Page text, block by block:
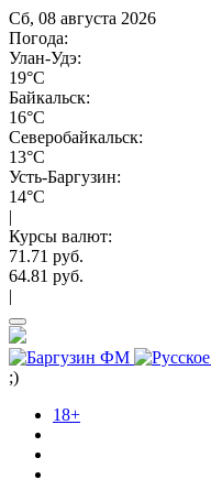
Сб, 08 августа 2026
Погода:
Улан-Удэ:
19°C
Байкальск:
16°C
Северобайкальск:
13°C
Усть-Баргузин:
14°C
|
Курсы валют:
71.71 руб.
64.81 руб.
|
;)
18+